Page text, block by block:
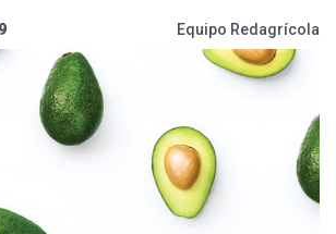
Equipo Redagrícola